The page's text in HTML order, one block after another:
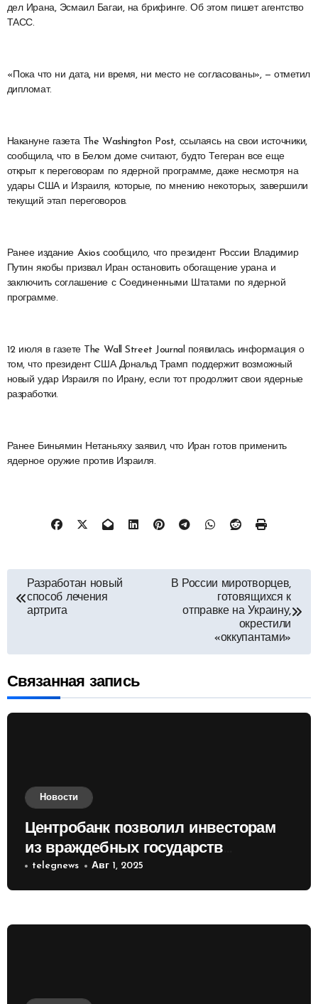
дел Ирана, Эсмаил Багаи, на брифинге. Об этом пишет агентство
ТАСС.
«Пока что ни дата, ни время, ни место не согласованы», — отметил
дипломат.
Накануне газета The Washington Post, ссылаясь на свои источники,
сообщила, что в Белом доме считают, будто Тегеран все еще
открыт к переговорам по ядерной программе, даже несмотря на
удары США и Израиля, которые, по мнению некоторых, завершили
текущий этап переговоров.
Ранее издание Axios сообщило, что президент России Владимир
Путин якобы призвал Иран остановить обогащение урана и
заключить соглашение с Соединенными Штатами по ядерной
программе.
12 июля в газете The Wall Street Journal появилась информация о
том, что президент США Дональд Трамп поддержит возможный
новый удар Израиля по Ирану, если тот продолжит свои ядерные
разработки.
Ранее Биньямин Нетаньяху заявил, что Иран готов применить
ядерное оружие против Израиля.
Навигация
по
Разработан новый
способ лечения
артрита
В России миротворцев,
готовящихся к
отправке на Украину,
окрестили
«оккупантами»
Связанная запись
Новости
Центробанк позволил инвесторам
из враждебных государств
приобретать валюту
telegnews Авг 1, 2025